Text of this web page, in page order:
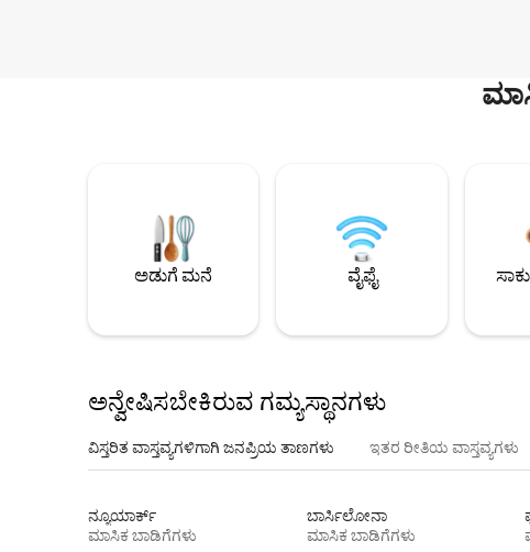
ಅಡುಗೆ ಮನೆ ವೈಫೈ
ಅನ್ವೇಷಿಸಬೇಕಿರುವ ಗಮ್ಯಸ್ಥಾನಗಳು
ವಿಸ್ತರಿತ ವಾಸ್ತವ್ಯಗಳಿಗಾಗಿ ಜನಪ್ರಿಯ ತಾಣಗಳು ಇತರ ರೀತಿಯ ವಾಸ್ತವ್ಯಗಳು
ನ್ಯೂಯಾರ್ಕ್
ಮಾಸಿಕ ಬಾಡಿಗೆಗಳು
ಬಾರ್ಸಿಲೋನಾ
ಮಾಸಿಕ ಬಾಡಿಗೆಗಳು